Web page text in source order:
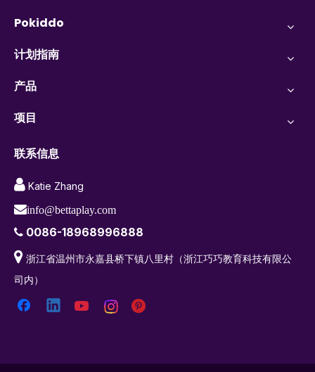
Pokiddo
计划指南
产品
项目
联系信息
 Katie Zhang
info@bettaplay.com
 0086-18968996888
 浙江省温州市永嘉县桥下镇八里村（浙江巧巧教育科技有限公
司内）